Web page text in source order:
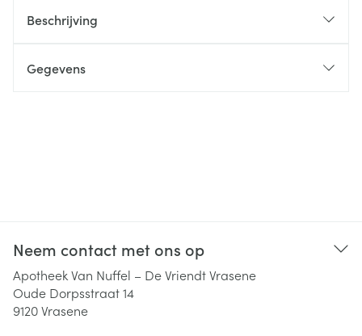
Beschrijving
Gegevens
Neem contact met ons op
Apotheek Van Nuffel – De Vriendt Vrasene
Oude Dorpsstraat 14
9120Vrasene